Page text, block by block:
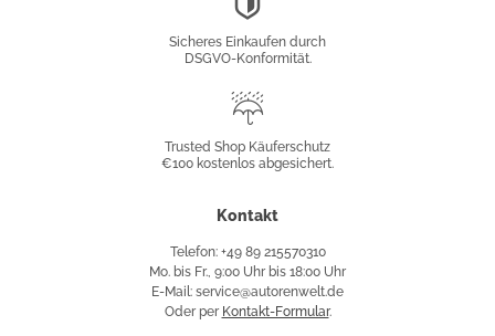
Sicheres Einkaufen durch
DSGVO-Konformität.
Käuferschutz
Trusted Shop Käuferschutz
€100 kostenlos abgesichert.
Kontakt
Telefon: +49 89 215570310
Mo. bis Fr., 9:00 Uhr bis 18:00 Uhr
E-Mail: service@autorenwelt.de
Oder per Kontakt-Formular.